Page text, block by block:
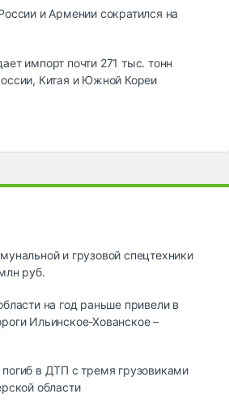
и Армении сократился на
импорт почти 271 тыс. тонн
Китая и Южной Кореи
и грузовой спецтехники
руб.
на год раньше привели в
Ильинское-Хованское –
в ДТП с тремя грузовиками
области